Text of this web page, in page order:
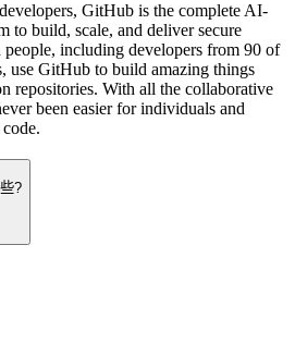
GitHub is the complete AI-
to build, scale, and deliver secure
including developers from 90 of
use GitHub to build amazing things
repositories. With all the collaborative
been easier for individuals and
?